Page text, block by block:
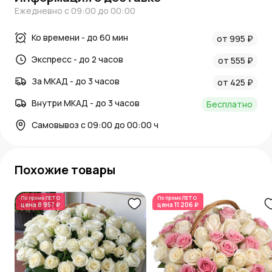
Ежедневно с 09:00 до 00:00
Ко времени - до 60 мин
от 995 ₽
Экспресс - до 2 часов
от 555 ₽
За МКАД - до 3 часов
от 425 ₽
Внутри МКАД - до 3 часов
Бесплатно
Самовывоз с 09:00 до 00:00 ч
Похожие товары
По промоЛЕТО
цена 8 957 ₽
По промоЛЕТО
цена 11 206 ₽